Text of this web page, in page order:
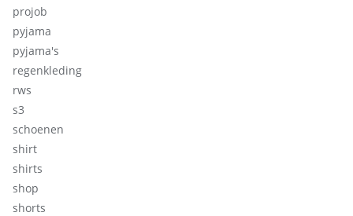
projob
pyjama
pyjama's
regenkleding
rws
s3
schoenen
shirt
shirts
shop
shorts